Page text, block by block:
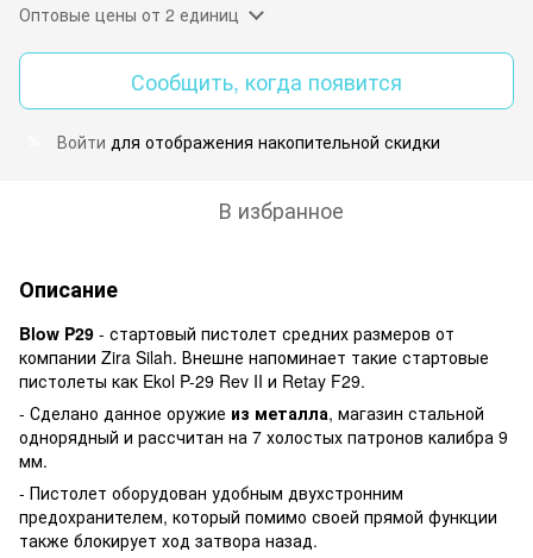
Оптовые цены от 2 единиц
Сообщить, когда появится
Войти для отображения накопительной скидки
В избранное
Описание
Blow P29 - стартовый пистолет средних размеров от
компании Zira Silah. Внешне напоминает такие стартовые
пистолеты как Ekol P-29 Rev II и Retay F29.
- Сделано данное оружие из металла, магазин стальной
однорядный и рассчитан на 7 холостых патронов калибра 9
мм.
- Пистолет оборудован удобным двухстронним
предохранителем, который помимо своей прямой функции
также блокирует ход затвора назад.